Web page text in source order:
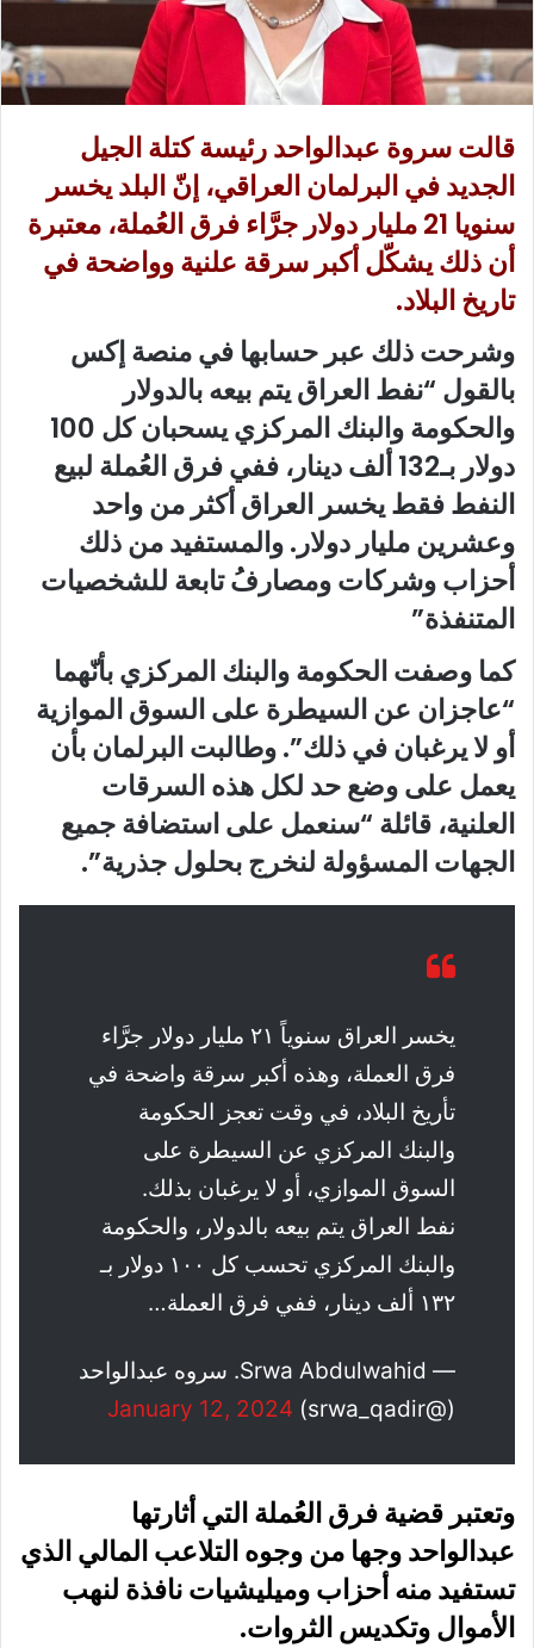
ر
و
ن
ي
قالت سروة عبدالواحد رئيسة كتلة الجيل
الجديد في البرلمان العراقي، إنّ البلد يخسر
سنويا 21 مليار دولار جرَّاء فرق العُملة، معتبرة
أن ذلك يشكّل أكبر سرقة علنية وواضحة في
تاريخ البلاد.
وشرحت ذلك عبر حسابها في منصة إكس
بالقول “نفط العراق يتم بيعه بالدولار
والحكومة والبنك المركزي يسحبان كل 100
دولار بـ132 ألف دينار، ففي فرق العُملة لبيع
النفط فقط يخسر العراق أكثر من واحد
وعشرين مليار دولار. والمستفيد من ذلك
أحزاب وشركات ومصارفُ تابعة للشخصيات
المتنفذة”
كما وصفت الحكومة والبنك المركزي بأنّهما
“عاجزان عن السيطرة على السوق الموازية
أو لا يرغبان في ذلك”. وطالبت البرلمان بأن
يعمل على وضع حد لكل هذه السرقات
العلنية، قائلة “سنعمل على استضافة جميع
الجهات المسؤولة لنخرج بحلول جذرية”.
يخسر العراق سنوياً ٢١ مليار دولار جرَّاء
فرق العملة، وهذه أكبر سرقة واضحة في
تأريخ البلاد، في وقت تعجز الحكومة
والبنك المركزي عن السيطرة على
السوق الموازي، أو لا يرغبان بذلك.
نفط العراق يتم بيعه بالدولار، والحكومة
والبنك المركزي تحسب كل ١٠٠ دولار بـ
١٣٢ ألف دينار، ففي فرق العملة…
— Srwa Abdulwahid. سروه عبدالواحد
(@srwa_qadir)
January 12, 2024
وتعتبر قضية فرق العُملة التي أثارتها
عبدالواحد وجها من وجوه التلاعب المالي الذي
تستفيد منه أحزاب وميليشيات نافذة لنهب
الأموال وتكديس الثروات.